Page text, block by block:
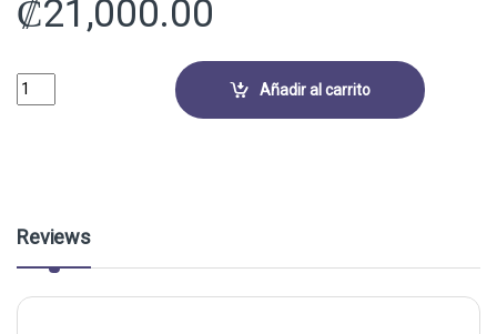
₡21,000.00
HUB CON ALMACENAMIENTO PATRIOT MOBILE MD330 USB-C 3.2
Añadir al carrito
Reviews